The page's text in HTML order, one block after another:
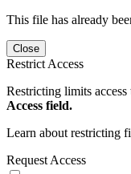
This file has already
Close
Restrict Access
Restricting limits
Access field.
Learn about restricting
Request Access